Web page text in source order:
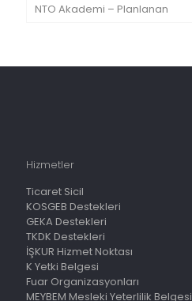
NTO Akademi – Planlanan
Hizmetler
Ticaret Sicil
KOSGEB Destekleri
GEKA Destekleri
TKDK Destekleri
İŞKUR Hizmet Noktası
K Yetki Belgesi
Fuar Organizasyonları
MEYBEM Mesleki Yeterlilik Belgesi